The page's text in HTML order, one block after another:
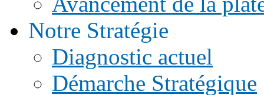
Notre Stratégie
Diagnostic actuel
Démarche Stratégique